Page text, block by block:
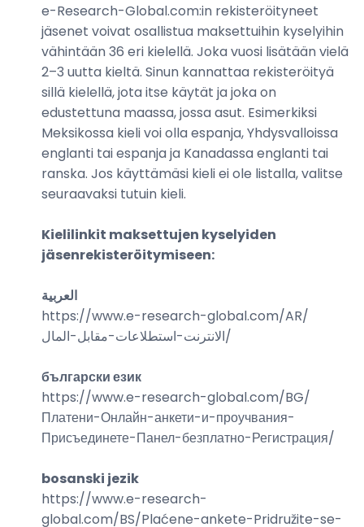
e-Research-Global.com:in rekisteröityneet
jäsenet voivat osallistua maksettuihin kyselyihin
vähintään 36 eri kielellä. Joka vuosi lisätään vielä
2–3 uutta kieltä. Sinun kannattaa rekisteröityä
sillä kielellä, jota itse käytät ja joka on
edustettuna maassa, jossa asut. Esimerkiksi
Meksikossa kieli voi olla espanja, Yhdysvalloissa
englanti tai espanja ja Kanadassa englanti tai
ranska. Jos käyttämäsi kieli ei ole listalla, valitse
seuraavaksi tutuin kieli.
Kielilinkit maksettujen kyselyiden
jäsenrekisteröitymiseen:
العربية
https://www.e-research-global.com/AR/
الانترنت-استطلاعات-مقابل-المال/
български език
https://www.e-research-global.com/BG/
Платени-Онлайн-анкети-и-проучвания-
Присъединете-Панел-безплатно-Регистрация/
bosanski jezik
https://www.e-research-
global.com/BS/Plaćene-ankete-Pridružite-se-